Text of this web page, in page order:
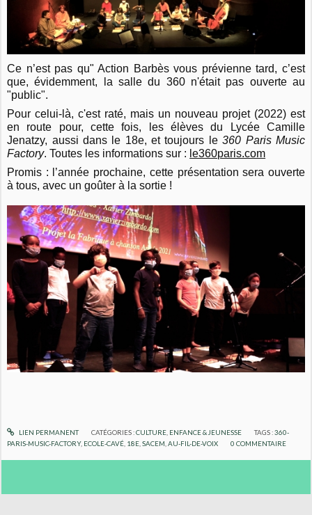
Ce n’est pas qu" Action Barbès vous prévienne tard, c’est
que, évidemment, la salle du 360 n'était pas ouverte au
"public".
Pour celui-là, c'est raté, mais un nouveau projet (2022) est
en route pour, cette fois, les élèves du Lycée Camille
Jenatzy, aussi dans le 18e, et toujours le360 Paris Music
Factory. Toutes les informations sur : le360paris.com
Promis : l’année prochaine, cette présentation sera ouverte
à tous, avec un goûter à la sortie !
LIEN PERMANENT CATÉGORIES :CULTURE, ENFANCE & JEUNESSE TAGS :360-
PARIS-MUSIC-FACTORY, ECOLE-CAVÉ 18E ,SACEM ,AU-FIL-DE-VOIX 0 COMMENTAIRE